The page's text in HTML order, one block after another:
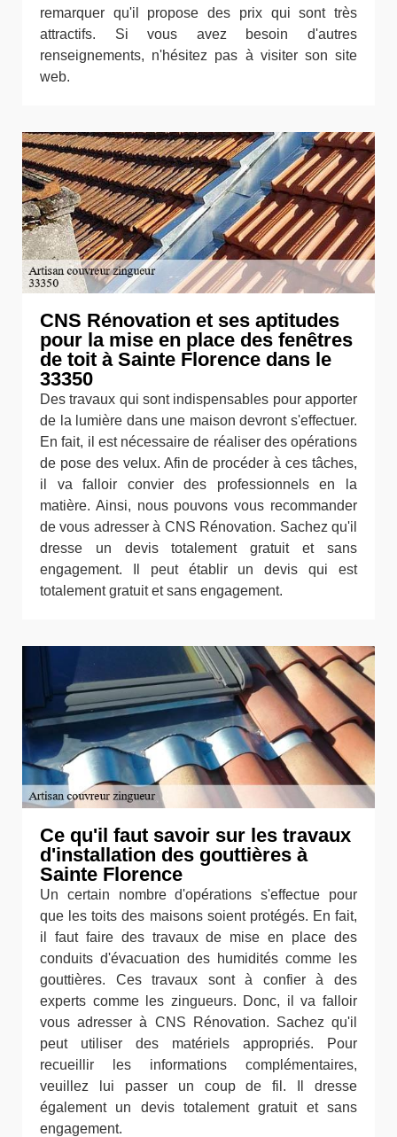
remarquer qu'il propose des prix qui sont très
attractifs. Si vous avez besoin d'autres
renseignements, n'hésitez pas à visiter son site
web.
CNS Rénovation et ses aptitudes
pour la mise en place des fenêtres
de toit à Sainte Florence dans le
33350
Des travaux qui sont indispensables pour apporter
de la lumière dans une maison devront s'effectuer.
En fait, il est nécessaire de réaliser des opérations
de pose des velux. Afin de procéder à ces tâches,
il va falloir convier des professionnels en la
matière. Ainsi, nous pouvons vous recommander
de vous adresser à CNS Rénovation. Sachez qu'il
dresse un devis totalement gratuit et sans
engagement. Il peut établir un devis qui est
totalement gratuit et sans engagement.
Ce qu'il faut savoir sur les travaux
d'installation des gouttières à
Sainte Florence
Un certain nombre d'opérations s'effectue pour
que les toits des maisons soient protégés. En fait,
il faut faire des travaux de mise en place des
conduits d'évacuation des humidités comme les
gouttières. Ces travaux sont à confier à des
experts comme les zingueurs. Donc, il va falloir
vous adresser à CNS Rénovation. Sachez qu'il
peut utiliser des matériels appropriés. Pour
recueillir les informations complémentaires,
veuillez lui passer un coup de fil. Il dresse
également un devis totalement gratuit et sans
engagement.